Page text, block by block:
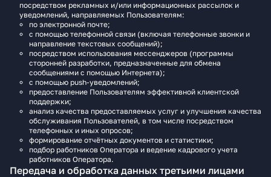
посредством рекламных и/или информационных рассылок и
уведомлений, направляемых Пользователям:
по электронной почте;
с помощью телефонной связи (включая телефонные звонки и
направление текстовых сообщений);
посредством использования мессенджеров (программы
сторонней разработки, предназначенные для обмена
сообщениями с помощью Интернета);
с помощью push-уведомлений;
предоставление Пользователям эффективной клиентской
поддержки;
анализ качества предоставляемых услуг и улучшения качества
обслуживания Пользователей, в том числе посредством
телефонных и иных опросов;
формирование отчётных документов и статистики;
подбор работников Оператора и ведение кадрового учета
работников Оператора.
Передача и обработка данных третьими лицами